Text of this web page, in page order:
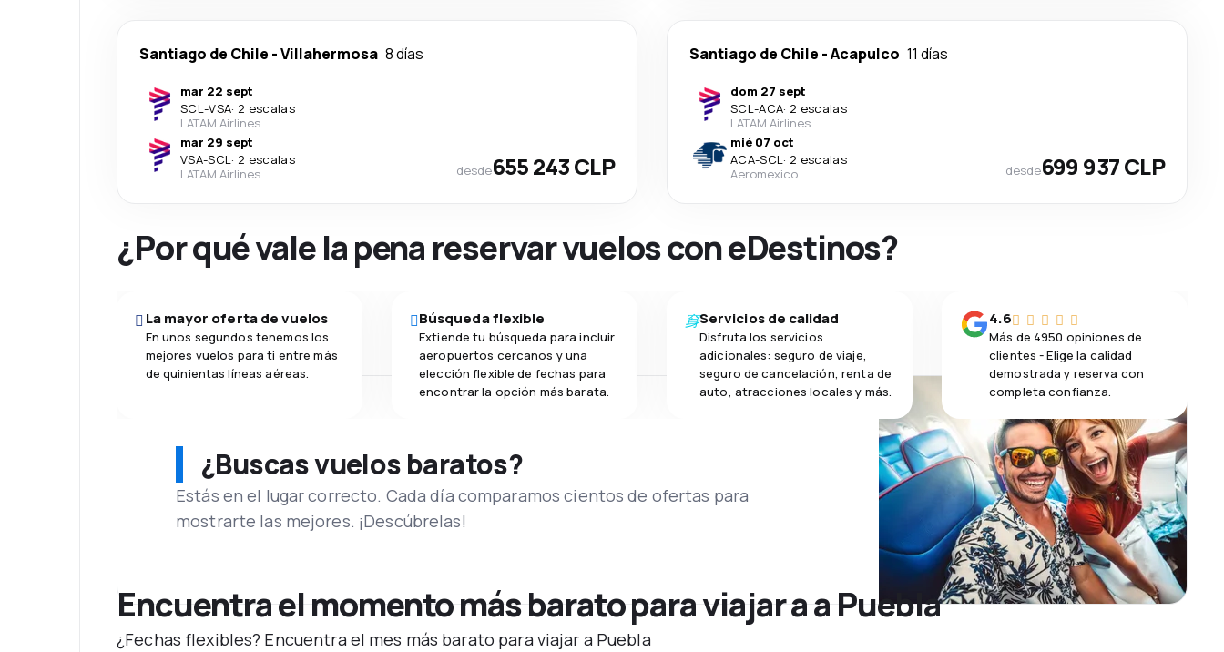
Santiago de Chile -Villahermosa 8 días
mar 22 sept
SCL-VSA· 2 escalas
LATAM Airlines
mar 29 sept
VSA-SCL· 2 escalas
LATAM Airlines
desde655 243 CLP
Santiago de Chile -Acapulco 11 días
dom 27 sept
SCL-ACA· 2 escalas
LATAM Airlines
mié 07 oct
ACA-SCL· 2 escalas
Aeromexico
desde699 937 CLP
¿Por qué vale la pena reservar vuelos con eDestinos?
La mayor oferta de vuelos
En unos segundos tenemos los
mejores vuelos para ti entre más
de quinientas líneas aéreas.
Búsqueda flexible
Extiende tu búsqueda para incluir
aeropuertos cercanos y una
elección flexible de fechas para
encontrar la opción más barata.
Servicios de calidad
Disfruta los servicios
adicionales: seguro de viaje,
seguro de cancelación, renta de
auto, atracciones locales y más.
4.6
Más de 4950 opiniones de
clientes - Elige la calidad
demostrada y reserva con
completa confianza.
¿Buscas vuelos baratos?
Estás en el lugar correcto. Cada día comparamos cientos de ofertas para
mostrarte las mejores. ¡Descúbrelas!
Encuentra el momento más barato para viajar a a Puebla
¿Fechas flexibles? Encuentra el mes más barato para viajar a Puebla